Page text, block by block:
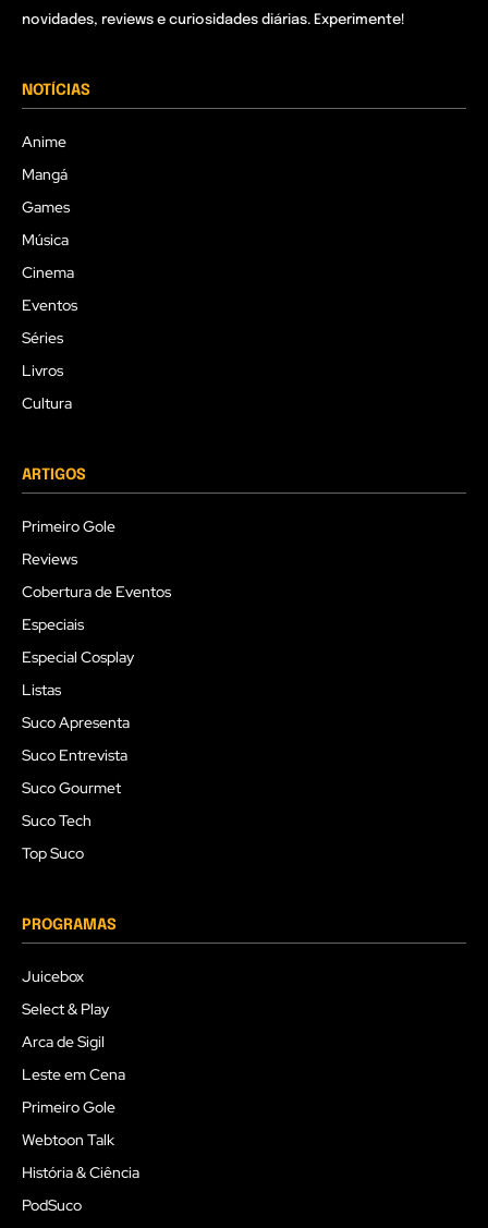
novidades, reviews e curiosidades diárias. Experimente!
NOTÍCIAS
Anime
Mangá
Games
Música
Cinema
Eventos
Séries
Livros
Cultura
ARTIGOS
Primeiro Gole
Reviews
Cobertura de Eventos
Especiais
Especial Cosplay
Listas
Suco Apresenta
Suco Entrevista
Suco Gourmet
Suco Tech
Top Suco
PROGRAMAS
Juicebox
Select & Play
Arca de Sigil
Leste em Cena
Primeiro Gole
Webtoon Talk
História & Ciência
PodSuco